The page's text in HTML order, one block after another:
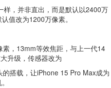
，并非直出，而是默认以2400万
值改为1200万像素。
，13mm等效焦距，与上一代14
升级，传感器改为
搭载，让iPhone 15 Pro Max成为